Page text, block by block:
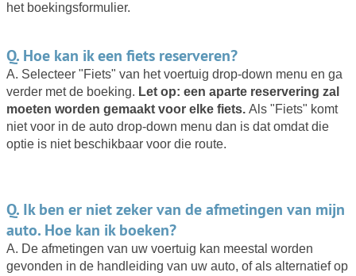
het boekingsformulier.
Q. Hoe kan ik een fiets reserveren?
A. Selecteer "Fiets" van het voertuig drop-down menu en ga
verder met de boeking. Let op: een aparte reservering zal
moeten worden gemaakt voor elke fiets. Als "Fiets" komt
niet voor in de auto drop-down menu dan is dat omdat die
optie is niet beschikbaar voor die route.
Q. Ik ben er niet zeker van de afmetingen van mijn
auto. Hoe kan ik boeken?
A. De afmetingen van uw voertuig kan meestal worden
gevonden in de handleiding van uw auto, of als alternatief op